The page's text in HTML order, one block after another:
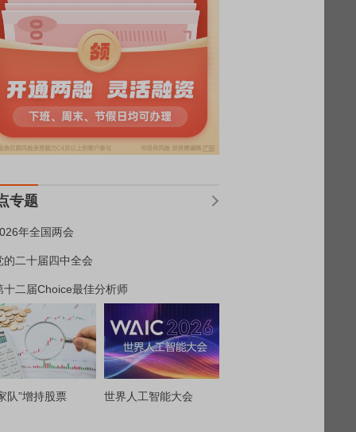
专题
年全国两会
的二十届四中全会
十二届Choice最佳分析师
队”增持股票 世界人工智能大会